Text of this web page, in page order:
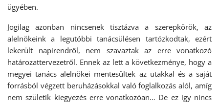
ügyében.
Jogilag azonban nincsenek tisztázva a szerepkörök, az
alelnökeink a legutóbbi tanácsülésen tartózkodtak, ezért
lekerült napirendről, nem szavaztak az erre vonatkozó
határozattervezetről. Ennek az lett a következménye, hogy a
megyei tanács alelnökei mentesültek az utakkal és a saját
forrásból végzett beruházásokkal való foglalkozás alól, amíg
nem születik kiegyezés erre vonatkozóan… De ez így nincs